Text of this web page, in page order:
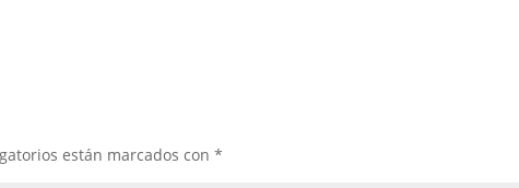
están marcados con*